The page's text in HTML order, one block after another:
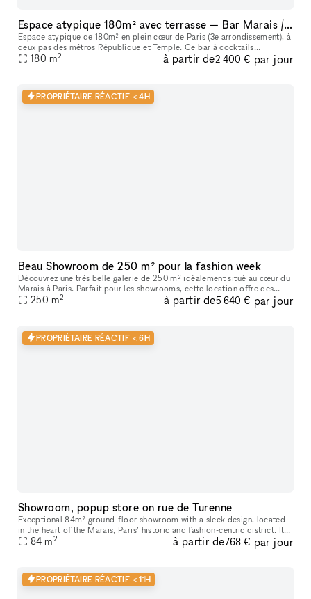
Espace atypique 180m² avec terrasse — Bar Marais / République — Showroom, shooting, pop-up restaurant, défilé
Espace atypique de 180m² en plein cœur de Paris (3e arrondissement), à
deux pas des métros République et Temple. Ce bar à cocktails
centenaire fondé en 1923 offre un cadre unique et scénographiable p
180 m2 à partir de2 400 € par jour
PROPRIÉTAIRE RÉACTIF < 4H
Beau Showroom de 250 m² pour la fashion week
Découvrez une très belle galerie de 250 m² idéalement situé au cœur du
Marais à Paris. Parfait pour les showrooms, cette location offre des
caractéristiques uniques telles que de hauts plafonds, des
250 m2 à partir de5 640 € par jour
PROPRIÉTAIRE RÉACTIF < 6H
Showroom, popup store on rue de Turenne
Exceptional 84m² ground-floor showroom with a sleek design, located
in the heart of the Marais, Paris’ historic and fashion-centric district. Its
prime location and flexible layout make it ideal for
84 m2 à partir de768 € par jour
PROPRIÉTAIRE RÉACTIF < 11H